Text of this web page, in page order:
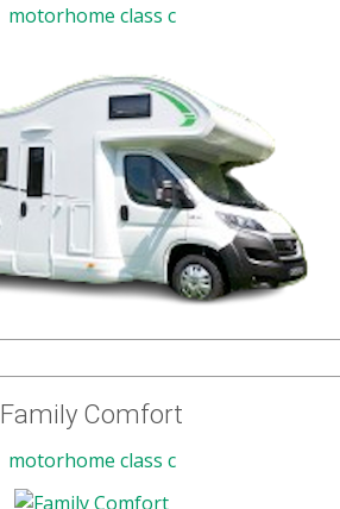
motorhome class c
Family Comfort
motorhome class c